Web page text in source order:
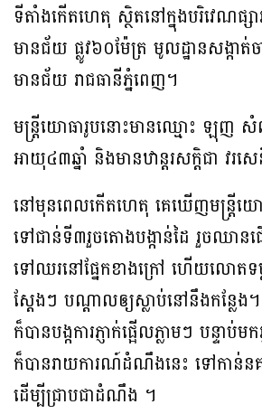
ទីតាំងកើតហេតុ ស្ថិតនៅក្នុងបរិវេណផ្
មានជ័យ ផ្លូវ៦០ម៉ែត្រ មូលដ្ឋានសង្កាត់
មានជ័យ រាជធានីភ្នំពេញ។
មន្ត្រីយោធារូបនោះមានឈ្មោះ ឡុញ
អាយុ៤៣ឆ្នាំ និងមានឋាន្តរសក្តិជា វរ
នៅមុនពេលកើតហេតុ គេឃើញមន្ត្រីយ
ទៅជាន់ទី៣រួចតោងបង្កាន់ដៃ រួចឈានជ
ទៅឈរនៅផ្នែកខាងក្រៅ ហើយលោតទម្
ស្តែងៗ បណ្ដាលឲ្យស្លាប់នៅនឹងកន្លែ
ក៏បានបង្កការភ្ញាក់ផ្អើលភ្លាមៗ បន្ទាប់ម
ក៏បានរាយការណ៍ដំណឹងនេះ ទៅកាន់ន
ដើម្បីជ្រាបជាដំណឹង ។